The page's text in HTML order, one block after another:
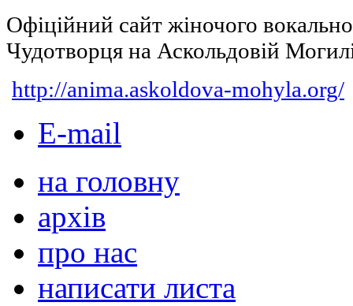
Офіційний сайт жіночого
Чудотворця на Аскольдовій
http://anima.askoldova-mohyla.org/
E-mail
на головну
архів
про нас
написати листа